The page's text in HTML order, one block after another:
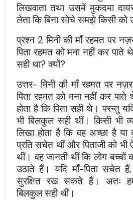
लिखवाता तथा उसमें मुकदमा
लेता कि बिना सोचे समझे किसी को
प्रश्न 2 मिनी की माँ रहमत पर
पिता रहमत को मना नहीं कर पाते
सही था? क्यों?
उत्तर- मिनी की माँ रहमत पर
पिता रहमत को मना नहीं कर पाते
होता है कि पिता सही थे। परन्तु
भी बिलकुल सही थीं। किसी भी
लिखा होता है कि वह अच्छा है
प्रति सचेत थीं और पिताजी को
थीं। वह जानती थीं कि लोग बच्चों
उठाते हैं। यदि माँ-पिता सचेत
सुरक्षित रख सकते हैं। अतः
बिलकुल सही थीं।